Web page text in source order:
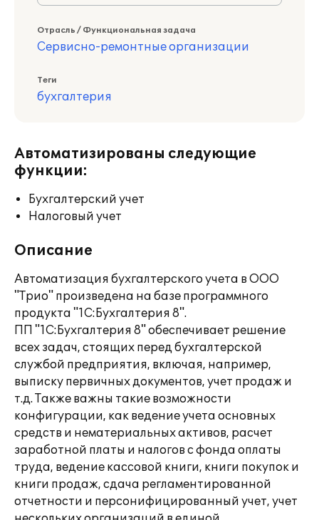
Отрасль / Функциональная задача
Сервисно-ремонтные организации
Теги
бухгалтерия
Автоматизированы следующие
функции:
Бухгалтерский учет
Налоговый учет
Описание
Автоматизация бухгалтерского учета в ООО
"Трио" произведена на базе программного
продукта "1С:Бухгалтерия 8".
ПП "1С:Бухгалтерия 8" обеспечивает решение
всех задач, стоящих перед бухгалтерской
службой предприятия, включая, например,
выписку первичных документов, учет продаж и
т.д. Также важны такие возможности
конфигурации, как ведение учета основных
средств и нематериальных активов, расчет
заработной платы и налогов с фонда оплаты
труда, ведение кассовой книги, книги покупок и
книги продаж, сдача регламентированной
отчетности и персонифицированный учет, учет